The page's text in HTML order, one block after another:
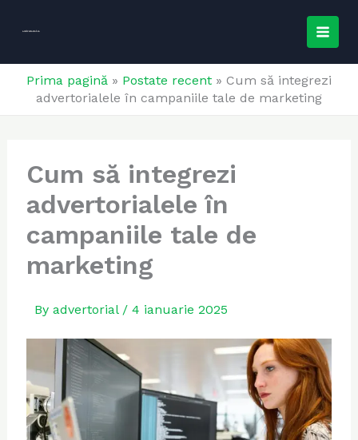
e- Advertorial.ro
MAIN
Prima pagină » Postate recent » Cum să integrezi
advertorialele în campaniile tale de marketing
Cum să integrezi
advertorialele în
campaniile tale de
marketing
By advertorial / 4 ianuarie 2025